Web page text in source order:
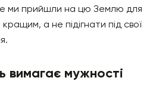
ми прийшли на цю Землю для
а не підігнати під свої
вимагає мужності